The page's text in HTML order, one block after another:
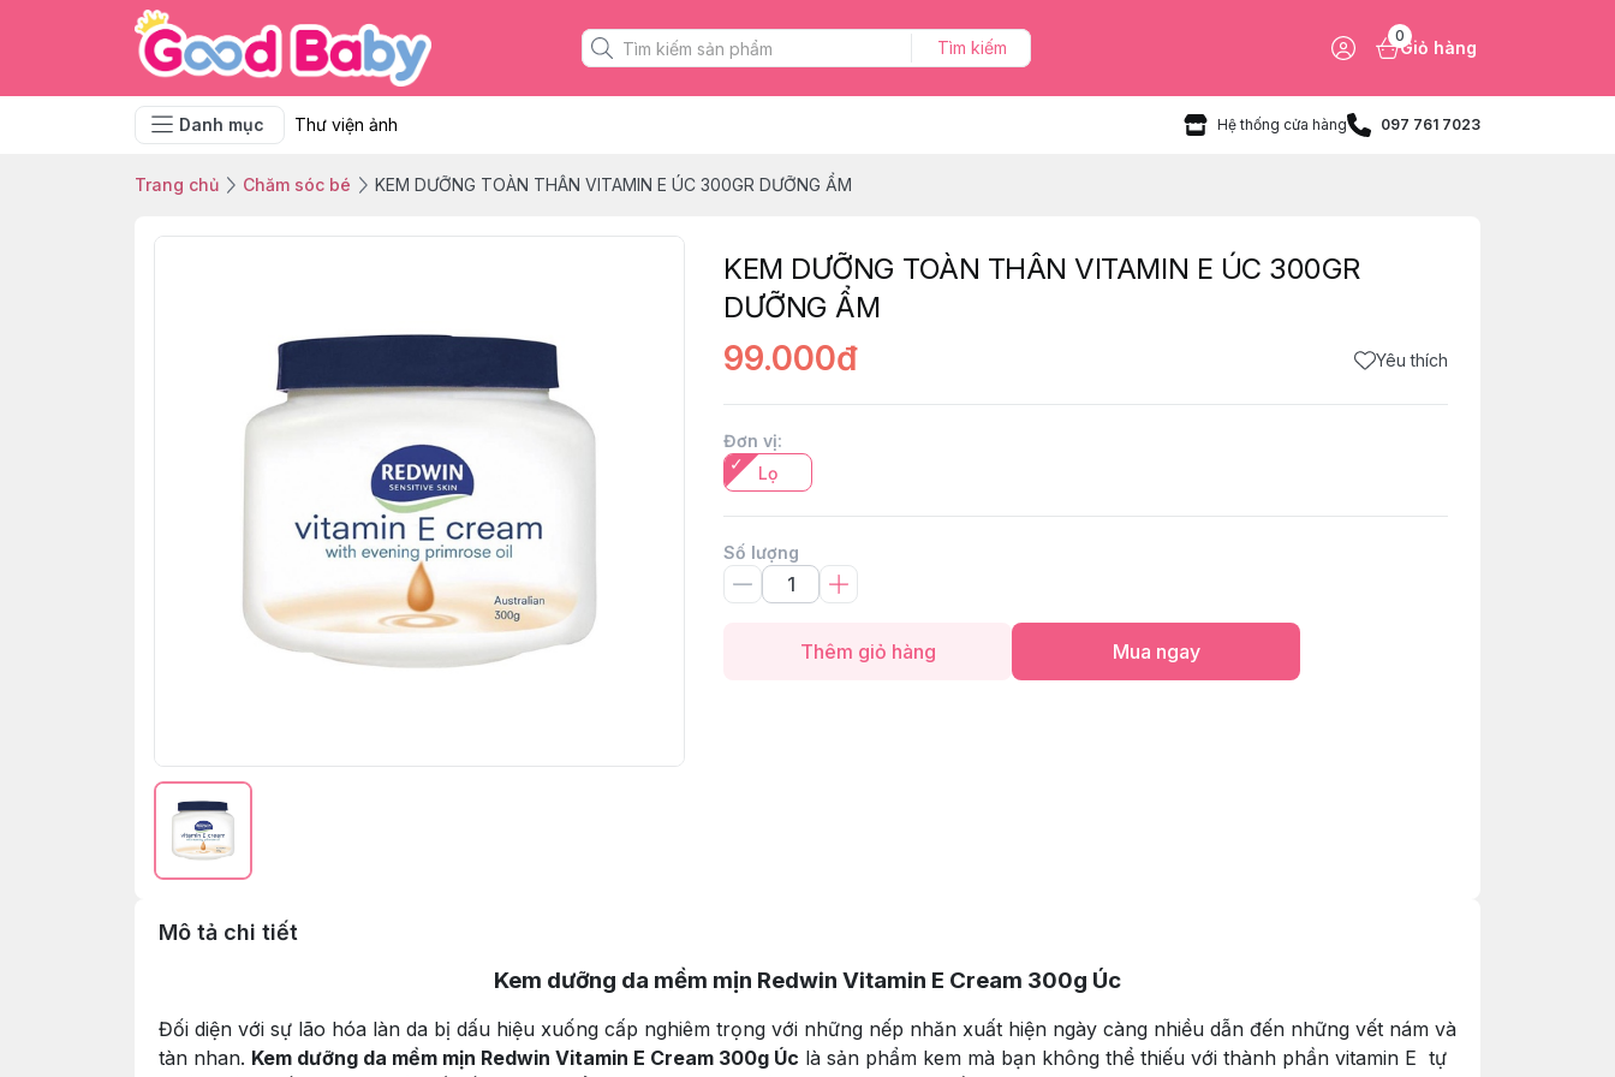
Tìm kiếm
0
Giỏ hàng
Danh mục Thư viện ảnh Hệ thống cửa hàng 097 761 7023
Trang chủ Chăm sóc bé KEM DƯỠNG TOÀN THÂN VITAMIN E ÚC 300GR DƯỠNG ẨM
KEM DƯỠNG TOÀN THÂN VITAMIN E ÚC 300GR
DƯỠNG ẨM
99.000đ Yêu thích
Đơn vị:
Lọ
Số lượng
Thêm giỏ hàng Mua ngay
Mô tả chi tiết
Kem dưỡng da mềm mịn Redwin Vitamin E Cream 300g Úc
Đối diện với sự lão hóa làn da bị dấu hiệu xuống cấp nghiêm trọng với những nếp nhăn xuất hiện ngày càng nhiều dẫn đến những vết nám và
tàn nhan. Kem dưỡng da mềm mịn Redwin Vitamin E Cream 300g Úc là sản phẩm kem mà bạn không thể thiếu với thành phần vitamin E tự